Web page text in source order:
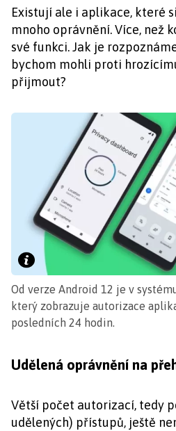
Existují ale i aplikace, které
mnoho oprávnění. Více, než
své funkci. Jak je
bychom mohli proti
přijmout?
Od verze Android 12 je v
který zobrazuje autorizace
posledních 24 hodin.
Udělená oprávnění na
Větší počet autorizací, tedy
udělených) přístupů, ještě